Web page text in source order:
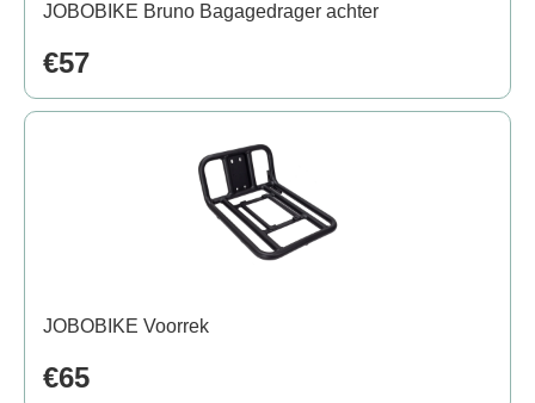
JOBOBIKE Bruno Bagagedrager achter
€57
JOBOBIKE Voorrek
€65